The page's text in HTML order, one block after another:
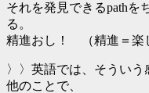
それを発見できるpathを
る。
精進おし！ （精進＝楽
〉〉英語では、そういう
他のことで、